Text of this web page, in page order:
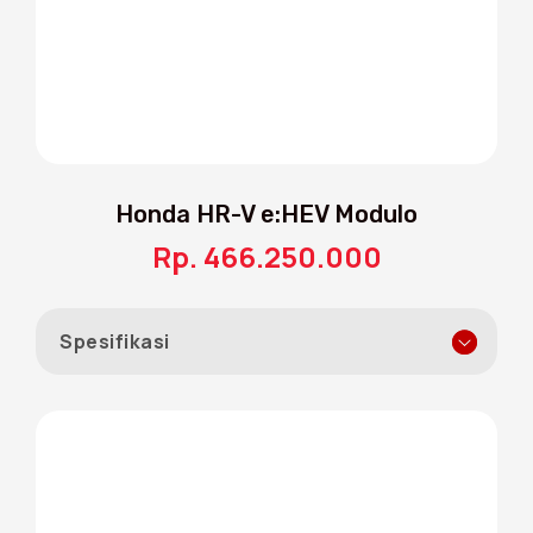
Desain velg 18 inci yang tegas dan penuh
Honda HR-V e:HEV Modulo
Rp. 466.250.000
Spesifikasi